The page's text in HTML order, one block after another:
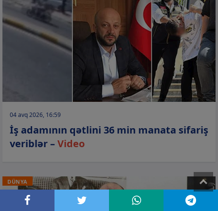
04 avq 2026, 16:59
İş adamının qətlini 36 min manata sifariş
veriblər –Video
DÜNYA